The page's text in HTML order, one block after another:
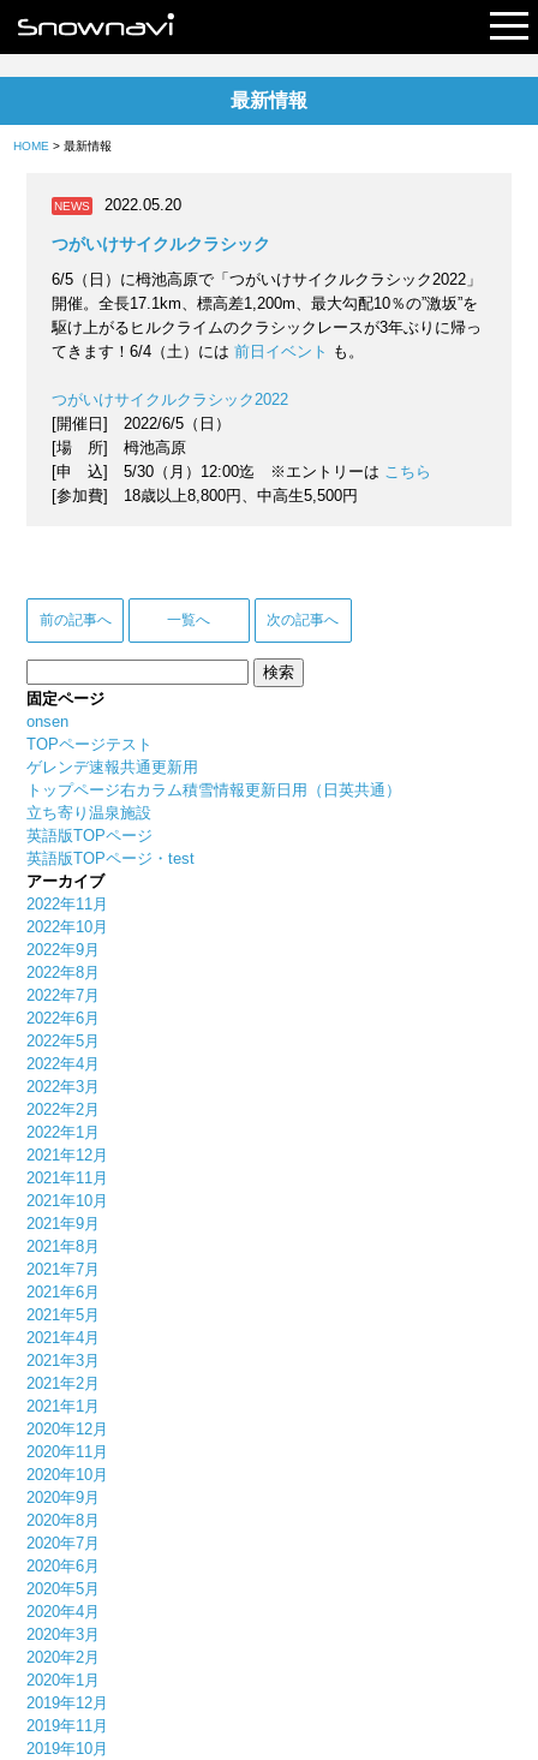
最新情報
HOME > 最新情報
NEWS 2022.05.20
つがいけサイクルクラシック
6/5（日）に栂池高原で「つがいけサイクルクラシック2022」
開催。全長17.1km、標高差1,200m、最大勾配10％の”激坂”を
駆け上がるヒルクライムのクラシックレースが3年ぶりに帰っ
てきます！6/4（土）には 前日イベント も。
つがいけサイクルクラシック2022
[開催日] 2022/6/5（日）
[場 所] 栂池高原
[申 込] 5/30（月）12:00迄 ※エントリーは こちら
[参加費] 18歳以上8,800円、中高生5,500円
前の記事へ 一覧へ 次の記事へ
索:
固定ページ
onsen
TOPページテスト
ゲレンデ速報共通更新用
トップページ右カラム積雪情報更新日用（日英共通）
立ち寄り温泉施設
英語版TOPページ
英語版TOPページ・test
アーカイブ
2022年11月
2022年10月
2022年9月
2022年8月
2022年7月
2022年6月
2022年5月
2022年4月
2022年3月
2022年2月
2022年1月
2021年12月
2021年11月
2021年10月
2021年9月
2021年8月
2021年7月
2021年6月
2021年5月
2021年4月
2021年3月
2021年2月
2021年1月
2020年12月
2020年11月
2020年10月
2020年9月
2020年8月
2020年7月
2020年6月
2020年5月
2020年4月
2020年3月
2020年2月
2020年1月
2019年12月
2019年11月
2019年10月